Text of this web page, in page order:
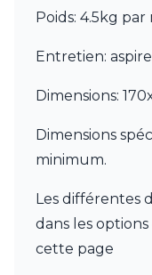
Leds C4
LichtRaum Funktion
Lucien Gau
Lumini
Lum’Art
Luz Difusion
Marset
Masiero
Poids: 4.5kg par
Entretien:
Dimensions:
Dimensions
minimum.
Les différentes
dans les
cette page